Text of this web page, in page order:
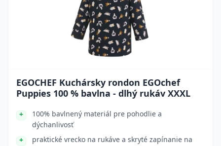
EGOCHEF Kuchársky rondon EGOchef
Puppies 100 % bavlna - dlhý rukáv XXXL
100% bavlnený materiál pre pohodlie a
dýchanlivosť
praktické vrecko na rukáve a skryté zapínanie na